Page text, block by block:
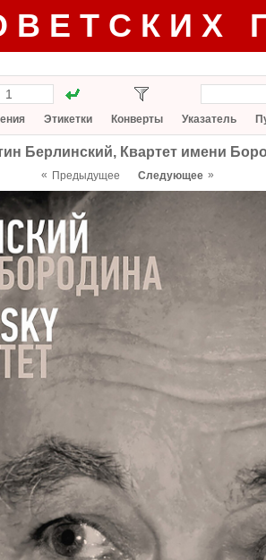
Этикетки Конверты Указатель
Берлинский, Квартет имени
« Предыдущее Следующее »